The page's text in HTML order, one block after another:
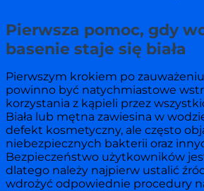
Pierwsza pomoc, gdy
basenie staje się biała
Pierwszym krokiem po
powinno być natychmiastowe
korzystania z kąpieli przez
Biała lub mętna zawiesina w
defekt kosmetyczny, ale często
niebezpiecznych bakterii oraz
Bezpieczeństwo użytkowników
dlatego należy najpierw ustalić
wdrożyć odpowiednie procedury